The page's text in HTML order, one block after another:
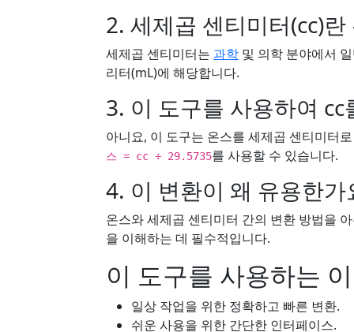
2. 세제곱 센티미터(cc)
세제곱 센티미터는 과학 및 의학 분야에서
리터(mL)에 해당합니다.
3. 이 도구를 사용하여
아니요, 이 도구는 온스를 세제곱 센티미터
스 = cc ÷ 29.5735를 사용할 수 있습니다.
4. 이 변환이 왜 유용한가
온스와 세제곱 센티미터 간의 변환 방법을
을 이해하는 데 필수적입니다.
이 도구를 사용하는
일상 작업을 위한 정확하고 빠른 변환.
쉬운 사용을 위한 간단한 인터페이스.